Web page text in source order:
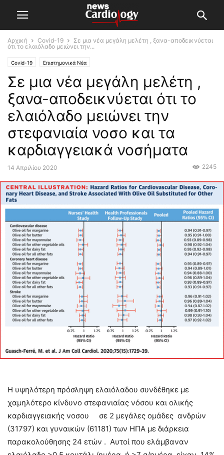
Αρχική Covid-19
Σε μια νέα μεγάλη μελέτη , ξανα-αποδεικνύεται
ότι το ελαιόλαδο μειώνει την...
Covid-19 Επιστημονικά Νέα
Σε μια νέα μεγάλη μελέτη ,
ξανα-αποδεικνύεται ότι το
ελαιόλαδο μειώνει την
στεφανιαία νοσο και τα
καρδιαγγειακά νοσήματα
14 Απριλίου 2020 2245
Η υψηλότερη πρόσληψη ελαιόλαδου συνδέθηκε με
χαμηλότερο κίνδυνο στεφανιαίας νόσου και ολικής
καρδιαγγειακής νοσου σε 2 μεγάλες ομάδες ανδρών
(31797) και γυναικών (61181) των ΗΠΑ με διάρκεια
παρακολούθησης 24 ετών . Αυτοί που ελάμβαναν